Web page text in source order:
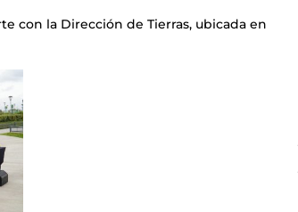
con la Dirección de Tierras, ubicada en